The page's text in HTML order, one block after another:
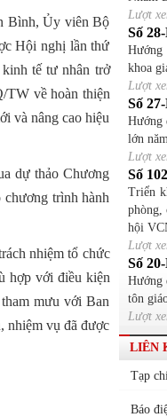
Bình, Ủy viên Bộ
Hội nghị lần thứ
tế tư nhân trở
TW về hoàn thiện
và nâng cao hiệu
dự thảo Chương
trình hành
nhiệm tổ chức
hợp với điều kiện
mưu với Ban
nhiệm vụ đã được
Lượt
Số
khoa
Lượt
Số
Hướng
lớn
Lượt
Số
Triển
phòng,
hội
Lượt
Số
Hướng
tôn
Lượt
LIÊN
Tạp
Báo